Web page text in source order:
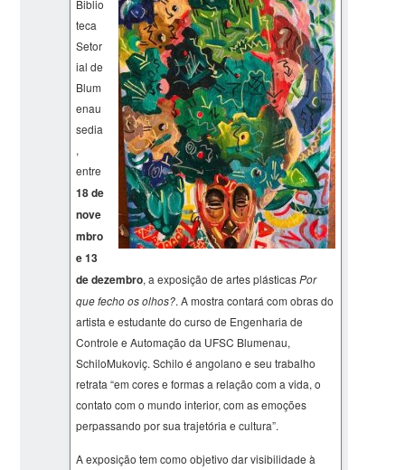
Biblio
teca
Setor
ial de
Blum
enau
sedia
,
entre
18 de
nove
mbro
e 13
de dezembro, a exposição de artes plásticasPor
que fecho os olhos?. A mostra contará com obras do
artista e estudante do curso de Engenharia de
Controle e Automação da UFSC Blumenau,
SchiloMukoviç. Schilo é angolano e seu trabalho
retrata “em cores e formas a relação com a vida, o
contato com o mundo interior, com as emoções
perpassando por sua trajetória e cultura”.
A exposição tem como objetivo dar visibilidade à